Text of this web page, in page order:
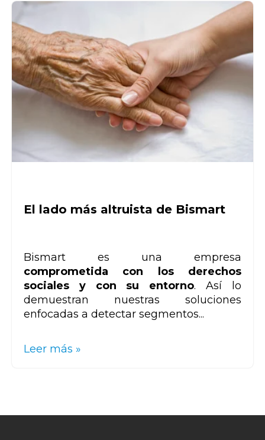
El lado más altruista de Bismart
Bismart es una empresa
comprometida con los derechos
sociales y con su entorno. Así lo
demuestran nuestras soluciones
enfocadas a detectar segmentos...
Leer más »